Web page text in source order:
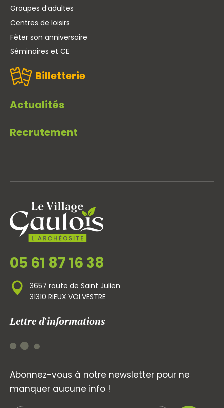
Groupes d’adultes
Centres de loisirs
Fêter son anniversaire
Séminaires et CE
Billetterie
Actualités
Recrutement
05 61 87 16 38
3657 route de Saint Julien
31310 RIEUX VOLVESTRE
Lettre d'informations
Abonnez-vous à notre newsletter pour ne
manquer aucune info !